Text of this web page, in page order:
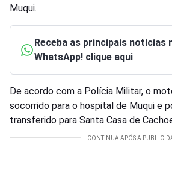
Muqui.
Receba as principais notícias
WhatsApp! clique aqui
De acordo com a Polícia Militar, o
socorrido para o hospital de Muqui e
transferido para Santa Casa de